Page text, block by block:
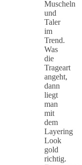
Muscheln
und
Taler
im
Trend.
Was
die
Trageart
angeht,
dann
liegt
man
mit
dem
Layering
Look
gold
richtig.